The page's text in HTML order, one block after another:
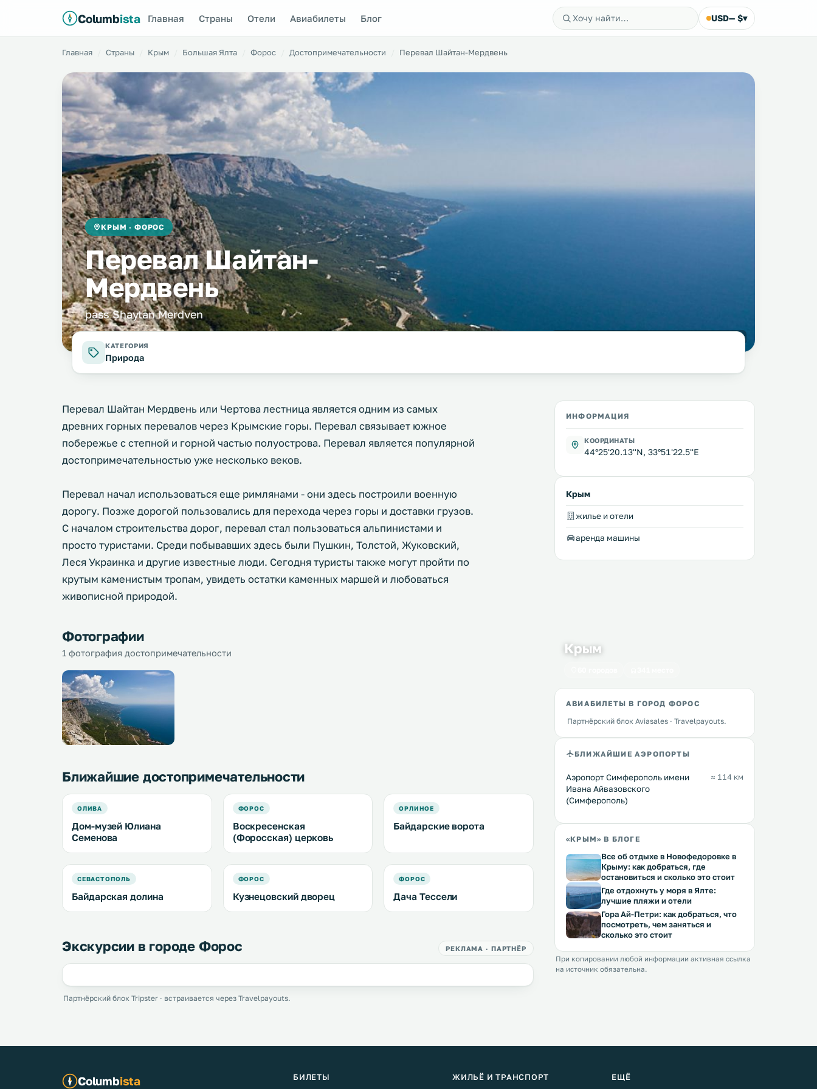
Columbista Главная Страны Отели Авиабилеты Блог USD— $▾
Главная Страны Крым Большая Ялта Форос Достопримечательности Перевал Шайтан-Мердвень
КРЫМ · ФОРОС
Перевал Шайтан-
Мердвень
pass Shaytan Merdven
КАТЕГОРИЯ
Природа
Перевал Шайтан Мердвень или Чертова лестница является одним из самых
древних горных перевалов через Крымские горы. Перевал связывает южное
побережье с степной и горной частью полуострова. Перевал является популярной
достопримечательностью уже несколько веков.
Перевал начал использоваться еще римлянами - они здесь построили военную
дорогу. Позже дорогой пользовались для перехода через горы и доставки грузов.
С началом строительства дорог, перевал стал пользоваться альпинистами и
просто туристами. Среди побывавших здесь были Пушкин, Толстой, Жуковский,
Леся Украинка и другие известные люди. Сегодня туристы также могут пройти по
крутым каменистым тропам, увидеть остатки каменных маршей и любоваться
живописной природой.
Фотографии
1 фотография достопримечательности
Ближайшие достопримечательности
ОЛИВА
Дом-музей Юлиана
Семенова
ФОРОС
Воскресенская
(Форосская) церковь
ОРЛИНОЕ
Байдарские ворота
СЕВАСТОПОЛЬ
Байдарская долина
ФОРОС
Кузнецовский дворец
ФОРОС
Дача Тессели
Экскурсии в городе Форос РЕКЛАМА · ПАРТНЁР
Партнёрский блок Tripster · встраивается через Travelpayouts.
ИНФОРМАЦИЯ
КООРДИНАТЫ
44°25'20.13''N, 33°51'22.5''E
Крым
жилье и отели
аренда машины
Крым
АВИАБИЛЕТЫ В ГОРОД ФОРОС
Партнёрский блок Aviasales · Travelpayouts.
БЛИЖАЙШИЕ АЭРОПОРТЫ
Аэропорт Симферополь имени
Ивана Айвазовского
(Симферополь)
≈ 114 км
«КРЫМ» В БЛОГЕ
Все об отдыхе в Новофедоровке в
Крыму: как добраться, где
остановиться и сколько это стоит
Где отдохнуть у моря в Ялте:
лучшие пляжи и отели
Гора Ай-Петри: как добраться, что
посмотреть, чем заняться и
сколько это стоит
При копировании любой информации активная ссылка
на источник обязательна.
Columbista БИЛЕТЫ ЖИЛЬЁ И ТРАНСПОРТ ЕЩЁ